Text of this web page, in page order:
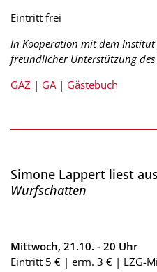
Eintritt frei
In Kooperation mit dem
freundlicher Unterstützung des
GAZ | GA| Gästebuch
Simone Lappert liest
Wurfschatten
Mittwoch, 21.10. - 20 Uhr
Eintritt 5 € | erm. 3 € | LZG-